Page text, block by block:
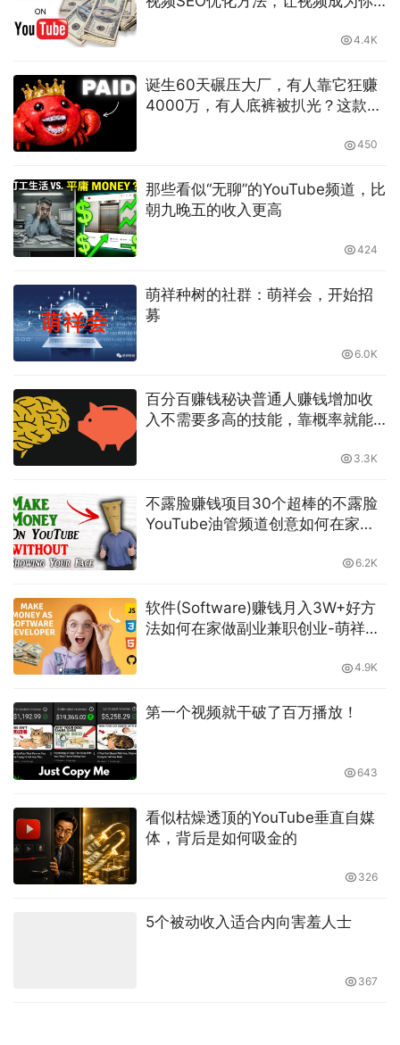
4.4K
诞生60天碾压大厂，有人靠它狂赚
4000万，有人底裤被扒光？这款AI
450
那些看似“无聊”的YouTube频道，比
朝九晚五的收入更高
424
萌祥种树的社群：萌祥会，开始招
募
6.0K
百分百赚钱秘诀普通人赚钱增加收
入不需要多高的技能，靠概率就能
3.3K
不露脸赚钱项目30个超棒的不露脸
YouTube油管频道创意如何在家工
6.2K
软件(Software)赚钱月入3W+好方
法如何在家做副业兼职创业-萌祥种
4.9K
第一个视频就干破了百万播放！
643
看似枯燥透顶的YouTube垂直自媒
体，背后是如何吸金的
326
5个被动收入适合内向害羞人士
367